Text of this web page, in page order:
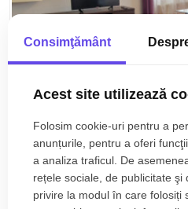
Sibiu, Selimbar
Apartament de vanzare 2
etaj 2 Selimbar Sibiu
Consimţământ
Acest site utilizează
Folosim cookie-uri pentru a
anunțurile, pentru a oferi
a analiza traficul. De
rețele sociale, de publicitate şi
privire la modul în care folosiți